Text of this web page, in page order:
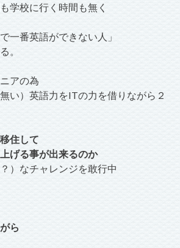
学校に行く時間も無く
一番英語ができない人」
。
アの為
い）英語力をITの力を借りながら２
住して
げる事が出来るのか
）なチャレンジを敢行中
ら